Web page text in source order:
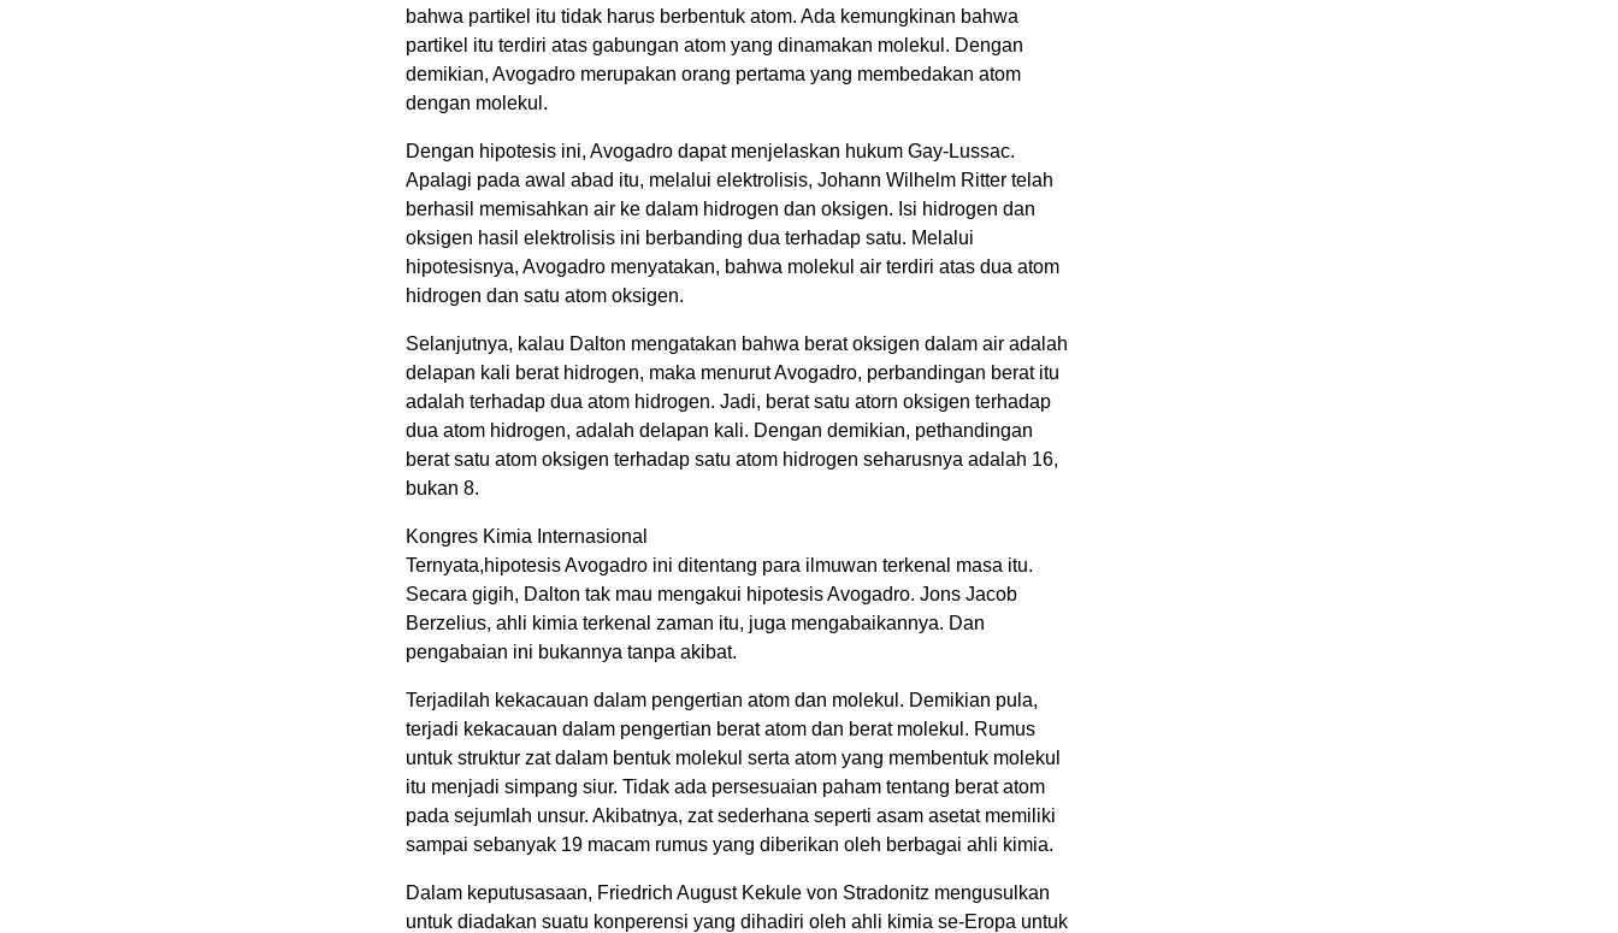
bahwa partikel itu tidak harus berbentuk atom. Ada kemungkinan bahwa
partikel itu terdiri atas gabungan atom yang dinamakan molekul. Dengan
demikian, Avogadro merupakan orang pertama yang membedakan atom
dengan molekul.
Dengan hipotesis ini, Avogadro dapat menjelaskan hukum Gay-Lussac.
Apalagi pada awal abad itu, melalui elektrolisis, Johann Wilhelm Ritter telah
berhasil memisahkan air ke dalam hidrogen dan oksigen. Isi hidrogen dan
oksigen hasil elektrolisis ini berbanding dua terhadap satu. Melalui
hipotesisnya, Avogadro menyatakan, bahwa molekul air terdiri atas dua atom
hidrogen dan satu atom oksigen.
Selanjutnya, kalau Dalton mengatakan bahwa berat oksigen dalam air adalah
delapan kali berat hidrogen, maka menurut Avogadro, perbandingan berat itu
adalah terhadap dua atom hidrogen. Jadi, berat satu atorn oksigen terhadap
dua atom hidrogen, adalah delapan kali. Dengan demikian, pethandingan
berat satu atom oksigen terhadap satu atom hidrogen seharusnya adalah 16,
bukan 8.
Kongres Kimia Internasional
Ternyata,hipotesis Avogadro ini ditentang para ilmuwan terkenal masa itu.
Secara gigih, Dalton tak mau mengakui hipotesis Avogadro. Jons Jacob
Berzelius, ahli kimia terkenal zaman itu, juga mengabaikannya. Dan
pengabaian ini bukannya tanpa akibat.
Terjadilah kekacauan dalam pengertian atom dan molekul. Demikian pula,
terjadi kekacauan dalam pengertian berat atom dan berat molekul. Rumus
untuk struktur zat dalam bentuk molekul serta atom yang membentuk molekul
itu menjadi simpang siur. Tidak ada persesuaian paham tentang berat atom
pada sejumlah unsur. Akibatnya, zat sederhana seperti asam asetat memiliki
sampai sebanyak 19 macam rumus yang diberikan oleh berbagai ahli kimia.
Dalam keputusasaan, Friedrich August Kekule von Stradonitz mengusulkan
untuk diadakan suatu konperensi yang dihadiri oleh ahli kimia se-Eropa untuk